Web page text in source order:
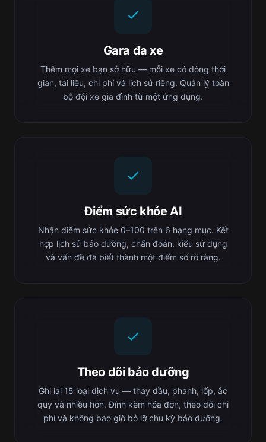
Gara đa xe
Thêm mọi xe bạn sở hữu — mỗi xe có dòng thời
gian, tài liệu, chi phí và lịch sử riêng. Quản lý toàn
bộ đội xe gia đình từ một ứng dụng.
Điểm sức khỏe AI
Nhận điểm sức khỏe 0–100 trên 6 hạng mục. Kết
hợp lịch sử bảo dưỡng, chẩn đoán, kiểu sử dụng
và vấn đề đã biết thành một điểm số rõ ràng.
Theo dõi bảo dưỡng
Ghi lại 15 loại dịch vụ — thay dầu, phanh, lốp, ắc
quy và nhiều hơn. Đính kèm hóa đơn, theo dõi chi
phí và không bao giờ bỏ lỡ chu kỳ bảo dưỡng.